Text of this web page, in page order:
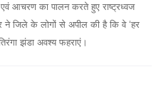
एवं आचरण का पालन करते हुए राष्ट्रध्वज
जिले के लोगों से अपील की है कि वे ‘हर
झंडा अवश्य फहराएं।